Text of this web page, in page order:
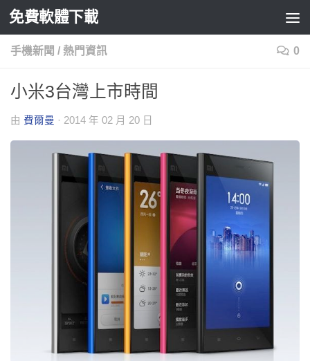
Skip to content
免費軟體下載
手機新聞 / 熱門資訊 0
小米3台灣上市時間
由 費爾曼 · 2014 年 02 月 20 日